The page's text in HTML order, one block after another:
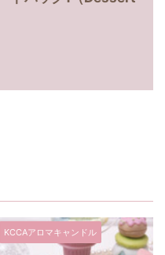
KCCAアロマキャンドル